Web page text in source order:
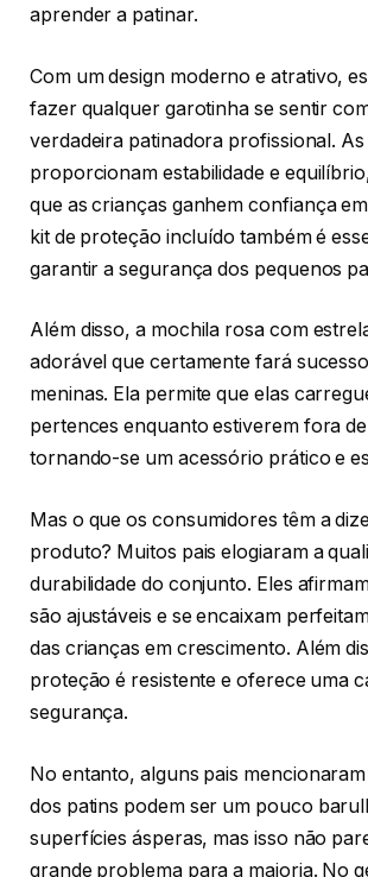
aprender a patinar.
Com um design moderno e atrativo,
fazer qualquer garotinha se sentir
verdadeira patinadora profissional.
proporcionam estabilidade e
que as crianças ganhem confiança
kit de proteção incluído também é
garantir a segurança dos pequenos
Além disso, a mochila rosa com
adorável que certamente fará
meninas. Ela permite que elas
pertences enquanto estiverem fora
tornando-se um acessório prático e
Mas o que os consumidores têm a
produto? Muitos pais elogiaram a
durabilidade do conjunto. Eles
são ajustáveis ​​e se encaixam
das crianças em crescimento. Além
proteção é resistente e oferece uma
segurança.
No entanto, alguns pais
dos patins podem ser um pouco
superfícies ásperas, mas isso não
grande problema para a maioria. No